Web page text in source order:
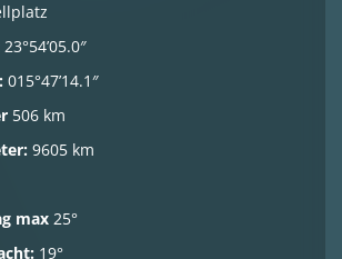
23°54’05.0″
015°47’14.1″
506 km
9605 km
max 25°
19°